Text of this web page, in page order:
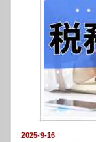
2025-9-16